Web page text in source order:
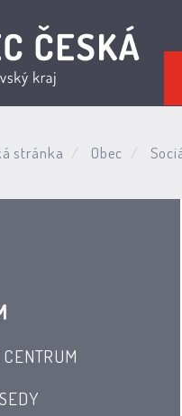
stránka Obec